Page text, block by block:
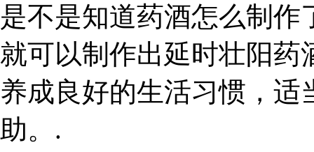
是不是知道药酒怎么制
就可以制作出延时壮阳药
养成良好的生活习惯，
助。.